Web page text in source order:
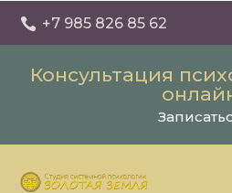
 +7 985 826 85 62
Консультация